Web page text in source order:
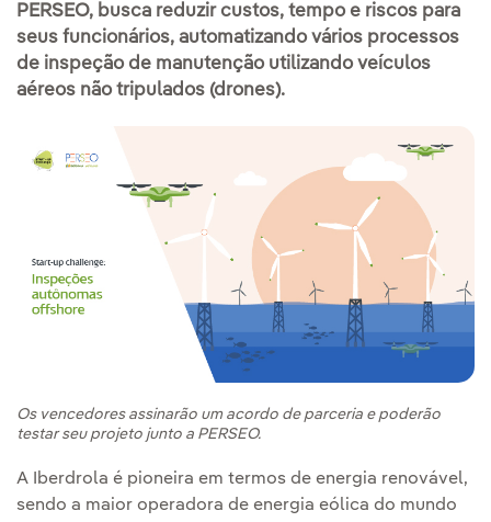
PERSEO, busca reduzir custos, tempo e riscos para
seus funcionários, automatizando vários processos
de inspeção de manutenção utilizando veículos
aéreos não tripulados (drones).
Os vencedores assinarão um acordo de parceria e poderão
testar seu projeto junto a PERSEO.
A Iberdrola é pioneira em termos de energia renovável,
sendo a maior operadora de energia eólica do mundo